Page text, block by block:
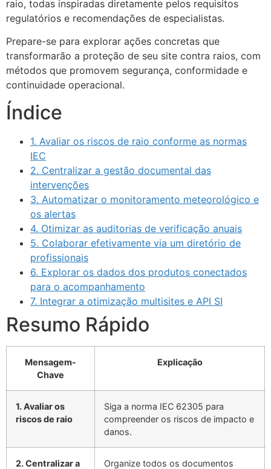
raio, todas inspiradas diretamente pelos requisitos
regulatórios e recomendações de especialistas.
Prepare-se para explorar ações concretas que
transformarão a proteção de seu site contra raios, com
métodos que promovem segurança, conformidade e
continuidade operacional.
Índice
1. Avaliar os riscos de raio conforme as normas
IEC
2. Centralizar a gestão documental das
intervenções
3. Automatizar o monitoramento meteorológico e
os alertas
4. Otimizar as auditorias de verificação anuais
5. Colaborar efetivamente via um diretório de
profissionais
6. Explorar os dados dos produtos conectados
para o acompanhamento
7. Integrar a otimização multisites e API SI
Resumo Rápido
Mensagem-
Chave
Explicação
1. Avaliar os
riscos de raio
Siga a norma IEC 62305 para
compreender os riscos de impacto e
danos.
2. Centralizar a
Organize todos os documentos